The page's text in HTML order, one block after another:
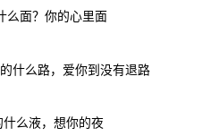
么面？你的心里面
什么路，爱你到没有退路
什么液，想你的夜